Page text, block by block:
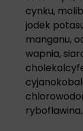
cynku,
jodek
manganu,
wapnia,